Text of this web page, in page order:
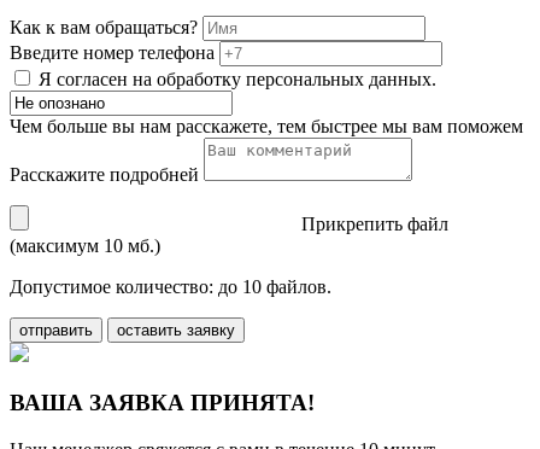
Как к вам обращаться?
Введите номер телефона
Я согласен на обработку персональных данных.
Чем больше вы нам расскажете, тем быстрее мы вам поможем
Расскажите подробней
Прикрепить файл
(максимум 10 мб.)
Допустимое количество: до 10 файлов.
отправить оставить заявку
ВАША ЗАЯВКА ПРИНЯТА!